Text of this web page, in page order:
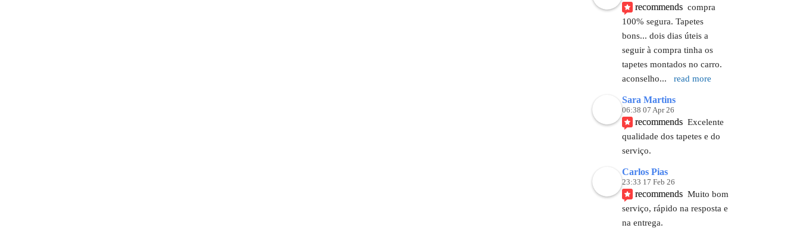
recommends compra
100% segura. Tapetes
bons... dois dias úteis a
seguir à compra tinha os
tapetes montados no carro.
aconselho... read more
Sara Martins
06:38 07 Apr 26
recommends Excelente
qualidade dos tapetes e do
serviço.
Carlos Pias
23:33 17 Feb 26
recommends Muito bom
serviço, rápido na resposta e
na entrega.